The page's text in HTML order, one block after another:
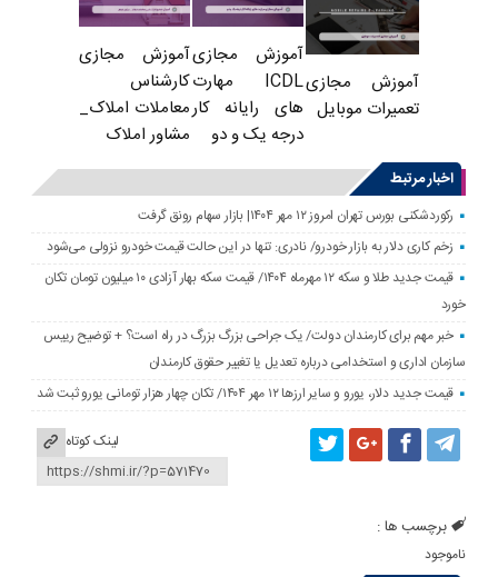
آموزش مجازی
تعمیرات موبایل
آموزش مجازی
ICDL مهارت
های رایانه کار
درجه یک و دو
آموزش مجازی
کارشناس
معاملات املاک_
مشاور املاک
اخبار مرتبط
رکوردشکنی بورس تهران امروز ۱۲ مهر ۱۴۰۴| بازار سهام رونق گرفت
زخم کاری دلار به بازار خودرو/ نادری: تنها در این حالت قیمت خودرو نزولی می‌شود
قیمت جدید طلا و سکه ۱۲ مهرماه ۱۴۰۴/ قیمت سکه بهار آزادی ۱۰ میلیون تومان تکان
خورد
خبر مهم برای کارمندان دولت/ یک جراحی بزرگ بزرگ در راه است؟ + توضیح رییس
سازمان اداری و استخدامی درباره تعدیل یا تغییر حقوق کارمندان
قیمت جدید دلار، یورو و سایر ارزها ۱۲ مهر ۱۴۰۴/ تکان چهار هزار تومانی یورو ثبت شد
لینک کوتاه
برچسب ها :
ناموجود